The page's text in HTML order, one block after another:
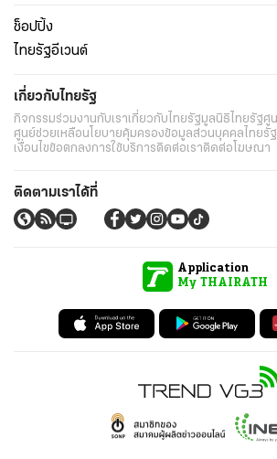
ช็อปปิ้ง
ไทยรัฐอีเวนต์
เกี่ยวกับไทยรัฐ
กิจกรรมร่วมงานกับเราเกี่ยวกับไทยรัฐมูลนิธิไทยรัฐศู
ศูนย์ช่วยเหลือนโยบายคุ้มครองข้อมูลส่วนบุคคลไทยรั
เงื่อนไขข้อตกลงการใช้บริการติดต่อเราติดต่อโฆษณา
ติดตามเราได้ที่
Application
My THAIRATH